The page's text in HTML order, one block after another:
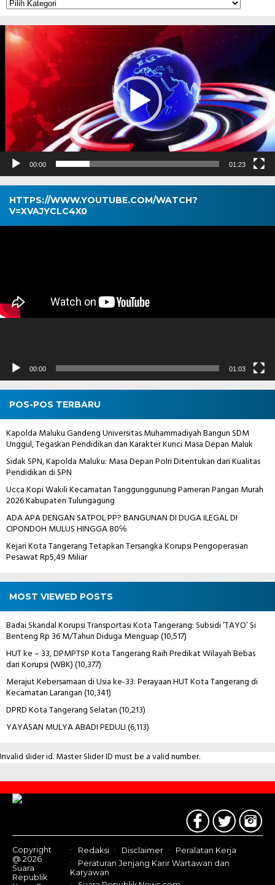
Pemutar
Video
00:00 01:23
HTTPS://WWW.YOUTUBE.COM/WATCH?
V=XVAJYCLC4X0
Pemutar
00:00 01:03
POS-POS TERBARU
Kapolda Maluku Gandeng Universitas Muhammadiyah Bangun SDM
Unggul, Tegaskan Pendidikan dan Karakter Kunci Masa Depan Maluk
Sidak SPN, Kapolda Maluku: Masa Depan Polri Ditentukan dari Kualitas
Pendidikan di SPN
Ucca Kopi Wakili Kecamatan Tanggunggunung Pameran Pangan Murah
2026 Kabupaten Tulungagung
ADA APA DENGAN SATPOL PP? BANGUNAN DI DUGA ILEGAL DI
CIPONDOH MULUS HINGGA 80℅
Kejari Kota Tangerang Tetapkan Tersangka Korupsi Pengoperasian
Pesawat Rp5,49 Miliar
MOST VIEWED POSTS
Badai Skandal Korupsi Transportasi Kota Tangerang: Subsidi ‘TAYO’ Si
Benteng Rp 36 M/Tahun Diduga Menguap(10,517)
HUT ke – 33, DPMPTSP Kota Tangerang Raih Predikat Wilayah Bebas
dari Korupsi (WBK)(10,377)
Merajut Kebersamaan di Usia ke-33: Perayaan HUT Kota Tangerang di
Kecamatan Larangan(10,341)
DPRD Kota Tangerang Selatan(10,213)
YAYASAN MULYA ABADI PEDULI(6,113)
Invalid slider id. Master Slider ID must be a valid number.
Contact
Us
Copyright
@ 2026
Suara
Republik
Redaksi Disclaimer
Peralatan Kerja
Peraturan Jenjang Karir Wartawan dan
Karyawan